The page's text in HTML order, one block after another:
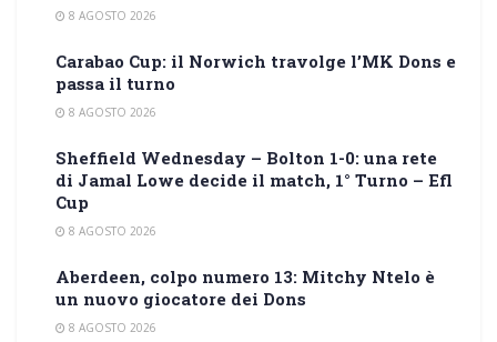
8 AGOSTO 2026
Carabao Cup: il Norwich travolge l’MK Dons e
passa il turno
8 AGOSTO 2026
Sheffield Wednesday – Bolton 1-0: una rete
di Jamal Lowe decide il match, 1° Turno – Efl
Cup
8 AGOSTO 2026
Aberdeen, colpo numero 13: Mitchy Ntelo è
un nuovo giocatore dei Dons
8 AGOSTO 2026